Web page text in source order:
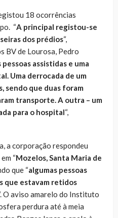
18 ocorrências
“A principal registou-se
dos prédios“,
BV de Lourosa, Pedro
assistidas e uma
Uma derrocada de um
sendo que duas foram
transporte. A outra – um
para o hospital“,
a corporação respondeu
“Mozelos, Santa Maria de
que “algumas pessoas
que estavam retidos
O aviso amarelo do Instituto
perdura até à meia